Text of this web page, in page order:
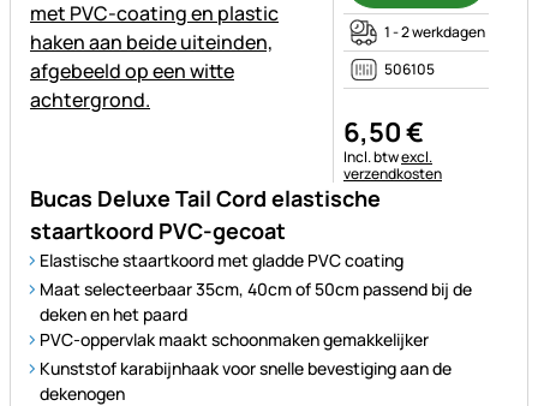
Bucas Deluxe Tail Cord elastische
staartkoord PVC-gecoat
Elastische staartkoord met gladde PVC coating
Maat selecteerbaar 35cm, 40cm of 50cm passend bij de
deken en het paard
PVC-oppervlak maakt schoonmaken gemakkelijker
Kunststof karabijnhaak voor snelle bevestiging aan de
dekenogen
1 - 2 werkdagen
506105
6,50€
Belastinginformatie:
Incl. btwexcl.
verzendkosten